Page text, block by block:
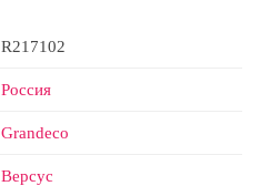
R217102
Россия
Grandeco
Версус